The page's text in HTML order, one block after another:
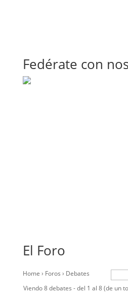
Fedérate con
El Foro
Home › Foros › Debates
Viendo 8 debates - del 1 al 8 (de un